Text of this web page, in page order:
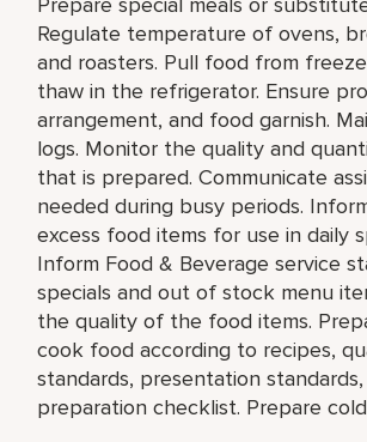
Regulate temperature of ovens,
and roasters. Pull food from
thaw in the refrigerator. Ensure
arrangement, and food garnish.
logs. Monitor the quality and
that is prepared. Communicate
needed during busy periods.
excess food items for use in daily
Inform Food & Beverage service
specials and out of stock menu
the quality of the food items.
cook food according to recipes,
standards, presentation
preparation checklist. Prepare